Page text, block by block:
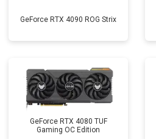
GeForce RTX 4090 ROG Strix
GeForce RTX 4080 TUF
Gaming OC Edition